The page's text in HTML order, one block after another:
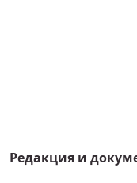
Редакция и